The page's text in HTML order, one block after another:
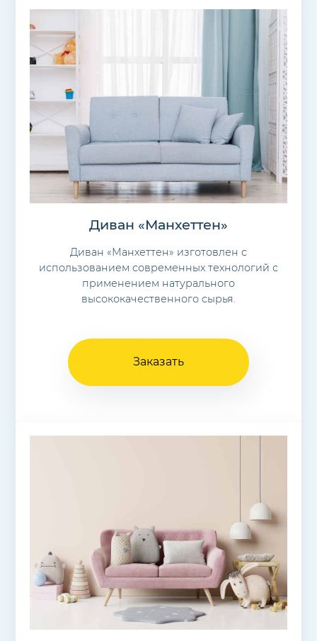
Диван «Манхеттен»
Диван «Манхеттен» изготовлен с
использованием современных технологий с
применением натурального
высококачественного сырья.
Заказать